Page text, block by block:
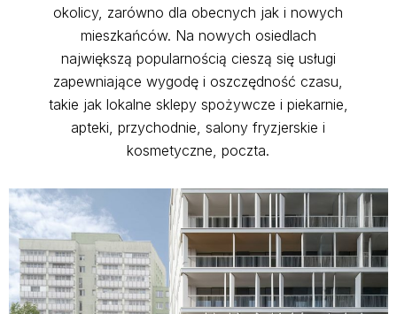
okolicy, zarówno dla obecnych jak i nowych
mieszkańców. Na nowych osiedlach
największą popularnością cieszą się usługi
zapewniające wygodę i oszczędność czasu,
takie jak lokalne sklepy spożywcze i piekarnie,
apteki, przychodnie, salony fryzjerskie i
kosmetyczne, poczta.